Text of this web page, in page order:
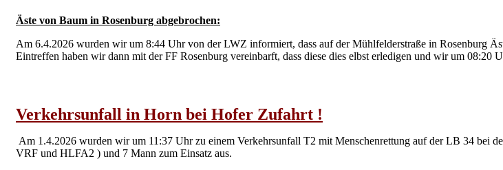
Äste von Baum in Rosenburg abgebrochen:
Am 6.4.2026 wurden wir um 8:44 Uhr von der LWZ informiert, dass auf der Mühlfelderstraße in Rosenburg
Eintreffen haben wir dann mit der FF Rosenburg vereinbarft, dass diese dies elbst erledigen und wir um 08:20
Verkehrsunfall in Horn bei Hofer Zufahrt !
Am 1.4.2026 wurden wir um 11:37 Uhr zu einem Verkehrsunfall T2 mit Menschenrettung auf der LB 34 bei
VRF und HLFA2 ) und 7 Mann zum Einsatz aus.